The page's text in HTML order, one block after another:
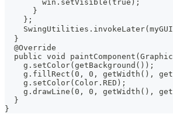
        win.setVisible(true);
      }
    };
SwingUtilities.invokeLater(myGUI);
  }
  @Override
public void
    g.setColor(getBackground());
g.fillRect(0, 0, getWidth(),
    g.setColor(Color.RED);
g.drawLine(0, 0, getWidth(),
  }
}